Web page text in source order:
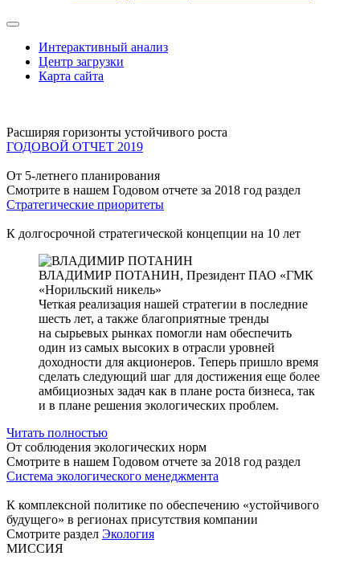
Интерактивный анализ
Центр загрузки
Карта сайта
Расширяя горизонты устойчивого роста
ГОДОВОЙ ОТЧЕТ 2019
От 5-летнего планирования
Смотрите в нашем Годовом отчете за 2018 год раздел
Стратегические приоритеты
К долгосрочной стратегической концепции на 10 лет
ВЛАДИМИР ПОТАНИН, Президент ПАО «ГМК
«Норильский никель»
Четкая реализация нашей стратегии в последние
шесть лет, а также благоприятные тренды
на сырьевых рынках помогли нам обеспечить
один из самых высоких в отрасли уровней
доходности для акционеров. Теперь пришло время
сделать следующий шаг для достижения еще более
амбициозных задач как в плане роста бизнеса, так
и в плане решения экологических проблем.
Читать полностью
От соблюдения экологических норм
Смотрите в нашем Годовом отчете за 2018 год раздел
Система экологического менеджмента
К комплексной политике по обеспечению «устойчивого
будущего» в регионах присутствия компании
Смотрите раздел Экология
МИССИЯ